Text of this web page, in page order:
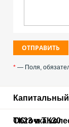
* — Поля,
ТК23 и ТК30
Обточка